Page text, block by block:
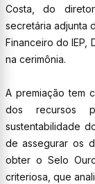
Costa, do
secretária adjunta
Financeiro do IEP,
na cerimônia.
A premiação tem
dos recursos
sustentabilidade
de assegurar os
obter o Selo
criteriosa, que